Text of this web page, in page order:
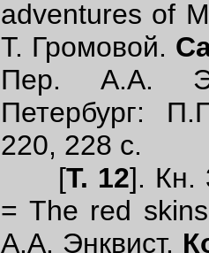
adventures of
Т. Громовой.
Пер. А.А.
Петербург:
220, 228 с.
[Т. 12]. Кн.
= The red
А.А. Энквист.